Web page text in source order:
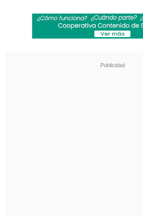
"Sentí sus amenazas":
rostro de Daniela Ramírez